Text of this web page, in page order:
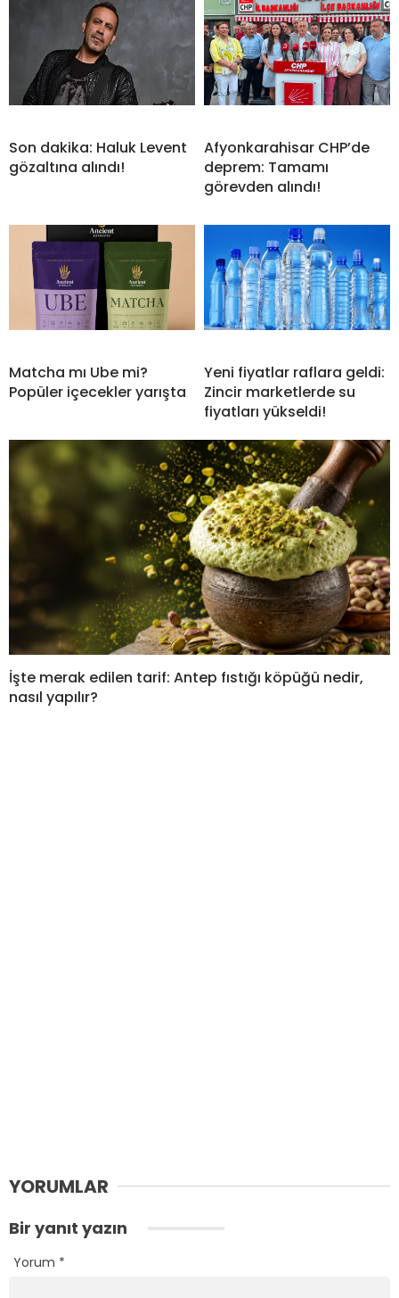
Son dakika: Haluk Levent
gözaltına alındı!
Afyonkarahisar CHP’de
deprem: Tamamı
görevden alındı!
Matcha mı Ube mi?
Popüler içecekler yarışta
Yeni fiyatlar raflara geldi:
Zincir marketlerde su
fiyatları yükseldi!
İşte merak edilen tarif: Antep fıstığı köpüğü nedir,
nasıl yapılır?
YORUMLAR
Bir yanıt yazın
Yorum *